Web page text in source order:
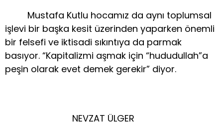
Mustafa Kutlu hocamız da aynı toplumsal
işlevi bir başka kesit üzerinden yaparken önemli
bir felsefi ve iktisadi sıkıntıya da parmak
basıyor. “Kapitalizmi aşmak için “hududullah”a
peşin olarak evet demek gerekir” diyor.
NEVZAT ÜLGER